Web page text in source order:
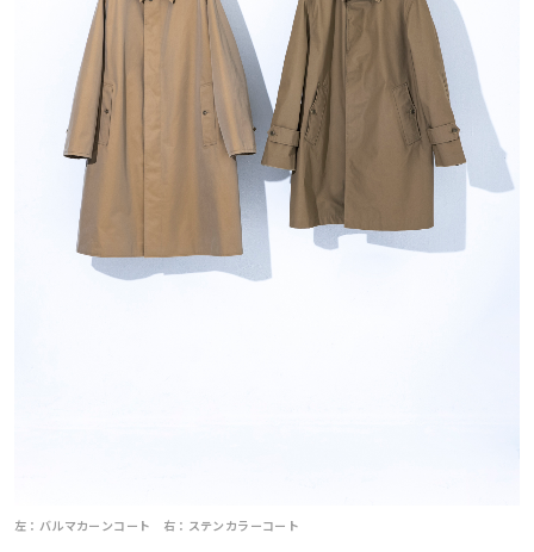
左：バルマカーンコート 右：ステンカラーコート